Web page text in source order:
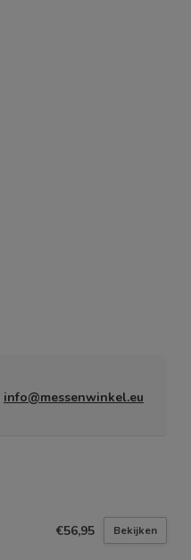
info@messenwinkel.eu
€56,95 Bekijken